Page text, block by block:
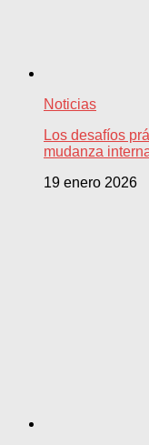
Noticias
Los desafíos
mudanza
19 enero 2026